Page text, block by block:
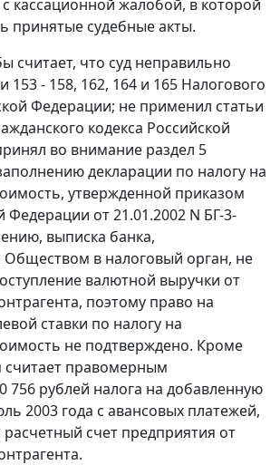
с кассационной жалобой, в которой
принятые судебные акты.
считает, что суд неправильно
153 - 158, 162, 164 и 165 Налогового
Федерации; не применил статьи
кодекса Российской
во внимание раздел 5
декларации по налогу на
утвержденной приказом
от 21.01.2002 N БГ-3-
выписка банка,
Обществом в налоговый орган, не
валютной выручки от
поэтому право на
ставки по налогу на
не подтверждено. Кроме
считает правомерным
756 рублей налога на добавленную
2003 года с авансовых платежей,
счет предприятия от